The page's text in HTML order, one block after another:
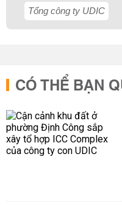
Tổng công ty UDIC
CÓ THỂ BẠN